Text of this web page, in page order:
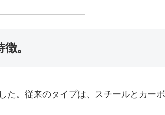
。
た。従来のタイプは、スチールとカーボ